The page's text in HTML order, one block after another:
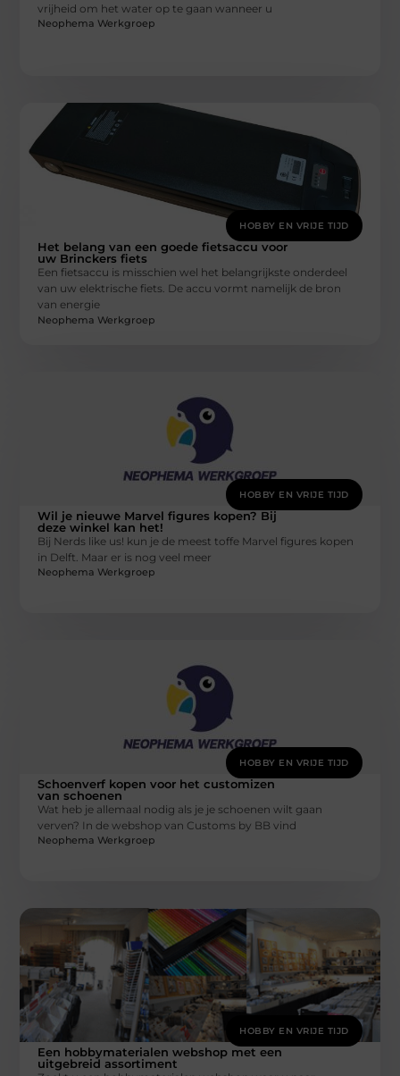
vrijheid om het water op te gaan wanneer u
Neophema Werkgroep
HOBBY EN VRIJE TIJD
Het belang van een goede fietsaccu voor
uw Brinckers fiets
Een fietsaccu is misschien wel het belangrijkste onderdeel
van uw elektrische fiets. De accu vormt namelijk de bron
van energie
Neophema Werkgroep
HOBBY EN VRIJE TIJD
Wil je nieuwe Marvel figures kopen? Bij
deze winkel kan het!
Bij Nerds like us! kun je de meest toffe Marvel figures kopen
in Delft. Maar er is nog veel meer
Neophema Werkgroep
HOBBY EN VRIJE TIJD
Schoenverf kopen voor het customizen
van schoenen
Wat heb je allemaal nodig als je je schoenen wilt gaan
verven? In de webshop van Customs by BB vind
Neophema Werkgroep
HOBBY EN VRIJE TIJD
Een hobbymaterialen webshop met een
uitgebreid assortiment